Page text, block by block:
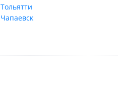
Тольятти
Чапаевск